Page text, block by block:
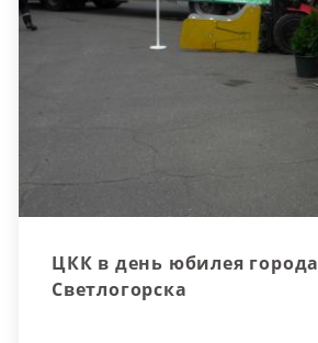
ЦКК в день юбилея города
Светлогорска